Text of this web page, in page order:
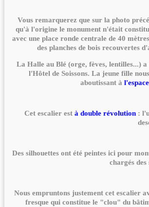
Vous remarquerez que sur la photo
qu'à l'origine le monument n'était
avec une place ronde centrale de 40
des planches de bois recouvertes
La Halle au Blé (orge, fèves, lentilles...)
l'Hôtel de Soissons. La jeune fille
aboutissant à
Cet escalier està double révolution :
Des silhouettes ont été peintes ici pour
chargés des
Nous empruntons justement cet escalier
fresque qui constitue le "clou" du